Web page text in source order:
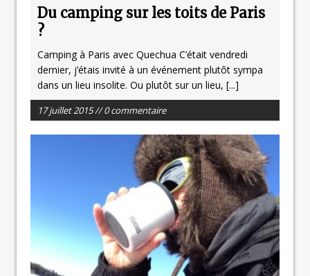
Du camping sur les toits de Paris
?
Camping à Paris avec Quechua C’était vendredi
dernier, j’étais invité à un événement plutôt sympa
dans un lieu insolite. Ou plutôt sur un lieu, [...]
17 juillet 2015 // 0 commentaire